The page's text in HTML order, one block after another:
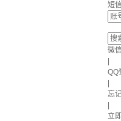
短
微
QQ
忘
立